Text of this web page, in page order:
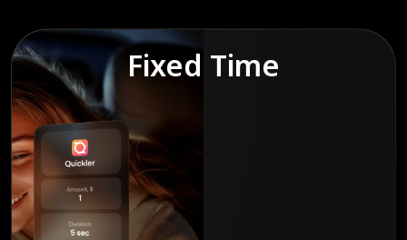
Fixed Time